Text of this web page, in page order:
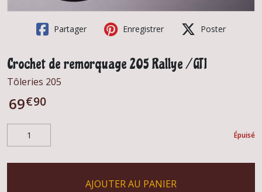
Partager Enregistrer Poster
Crochet de remorquage 205 Rallye / GTI
Tôleries 205
69€90
Épuisé
AJOUTER AU PANIER